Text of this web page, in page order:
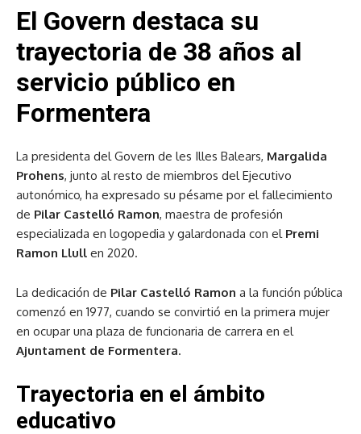
El Govern destaca su
trayectoria de 38 años al
servicio público en
Formentera
La presidenta del Govern de les Illes Balears, Margalida
Prohens, junto al resto de miembros del Ejecutivo
autonómico, ha expresado su pésame por el fallecimiento
de Pilar Castelló Ramon, maestra de profesión
especializada en logopedia y galardonada con el Premi
Ramon Llull en 2020.
La dedicación de Pilar Castelló Ramon a la función pública
comenzó en 1977, cuando se convirtió en la primera mujer
en ocupar una plaza de funcionaria de carrera en el
Ajuntament de Formentera.
Trayectoria en el ámbito
educativo